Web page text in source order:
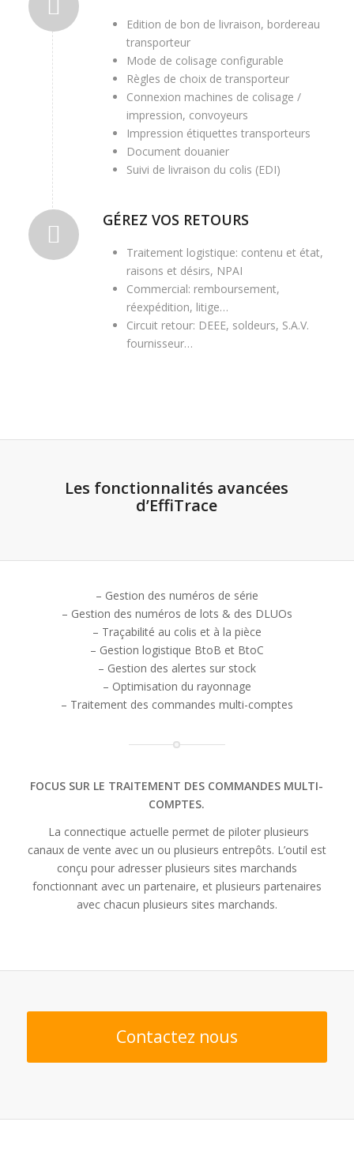
Edition de bon de livraison, bordereau
transporteur
Mode de colisage configurable
Règles de choix de transporteur
Connexion machines de colisage /
impression, convoyeurs
Impression étiquettes transporteurs
Document douanier
Suivi de livraison du colis (EDI)
GÉREZ VOS RETOURS
Traitement logistique: contenu et état,
raisons et désirs, NPAI
Commercial: remboursement,
réexpédition, litige…
Circuit retour: DEEE, soldeurs, S.A.V.
fournisseur…
Les fonctionnalités avancées
d’EffiTrace
– Gestion des numéros de série
– Gestion des numéros de lots & des DLUOs
– Traçabilité au colis et à la pièce
– Gestion logistique BtoB et BtoC
– Gestion des alertes sur stock
– Optimisation du rayonnage
– Traitement des commandes multi-comptes
FOCUS SUR LE TRAITEMENT DES COMMANDES MULTI-
COMPTES.
La connectique actuelle permet de piloter plusieurs
canaux de vente avec un ou plusieurs entrepôts. L’outil est
conçu pour adresser plusieurs sites marchands
fonctionnant avec un partenaire, et plusieurs partenaires
avec chacun plusieurs sites marchands.
Contactez nous